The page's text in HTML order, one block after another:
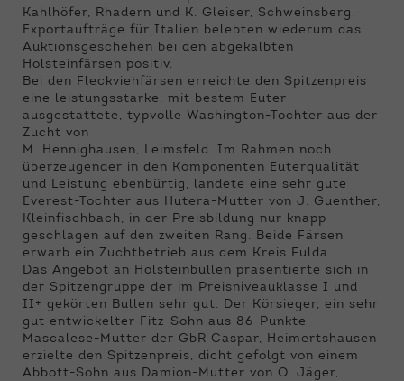
Kahlhöfer, Rhadern und K. Gleiser, Schweinsberg.
Exportaufträge für Italien belebten wiederum das
Auktionsgeschehen bei den abgekalbten
Holsteinfärsen positiv.
Bei den Fleckviehfärsen erreichte den Spitzenpreis
eine leistungsstarke, mit bestem Euter
ausgestattete, typvolle Washington-Tochter aus der
Zucht von
M. Hennighausen, Leimsfeld. Im Rahmen noch
überzeugender in den Komponenten Euterqualität
und Leistung ebenbürtig, landete eine sehr gute
Everest-Tochter aus Hutera-Mutter von J. Guenther,
Kleinfischbach, in der Preisbildung nur knapp
geschlagen auf den zweiten Rang. Beide Färsen
erwarb ein Zuchtbetrieb aus dem Kreis Fulda.
Das Angebot an Holsteinbullen präsentierte sich in
der Spitzengruppe der im Preisniveauklasse I und
II+ gekörten Bullen sehr gut. Der Körsieger, ein sehr
gut entwickelter Fitz-Sohn aus 86-Punkte
Mascalese-Mutter der GbR Caspar, Heimertshausen
erzielte den Spitzenpreis, dicht gefolgt von einem
Abbott-Sohn aus Damion-Mutter von O. Jäger,